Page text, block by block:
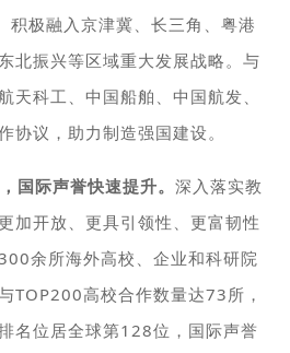
积极融入京津冀、长三角、粤港
北振兴等区域重大发展战略。与
天科工、中国船舶、中国航发、
协议，助力制造强国建设。
国际声誉快速提升。 深入落实教
加开放、更具引领性、更富韧性
余所海外高校、企业和科研院
TOP200高校合作数量达73所，
名位居全球第128位，国际声誉